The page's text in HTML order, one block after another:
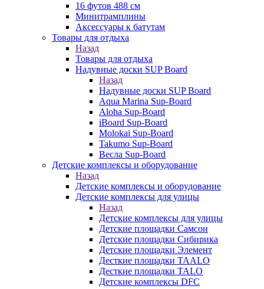
16 футов 488 см
Минитрамплины
Аксессуары к батутам
Товары для отдыха
Назад
Товары для отдыха
Надувные доски SUP Board
Назад
Надувные доски SUP Board
Aqua Marina Sup-Board
Aloha Sup-Board
iBoard Sup-Board
Molokai Sup-Board
Takumo Sup-Board
Весла Sup-Board
Детские комплексы и оборудование
Назад
Детские комплексы и оборудование
Детские комплексы для улицы
Назад
Детские комплексы для улицы
Детские площадки Самсон
Детские площадки Сибирика
Детские площадки Элемент
Десткие площадки TAALO
Десткие площадки TALO
Детские комплексы DFC